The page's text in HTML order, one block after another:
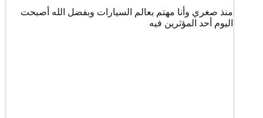
منذ صغري وأنا مهتم بعالم السيارات وبفضل الله أصبحت
اليوم أحد المؤثرين فيه